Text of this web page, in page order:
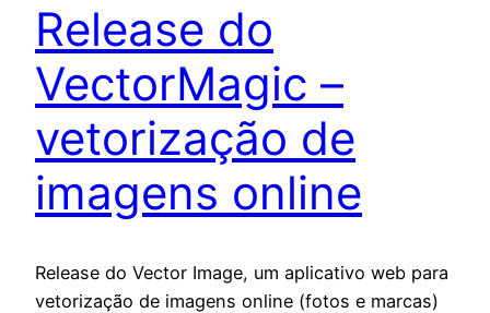
Release do
VectorMagic –
vetorização de
imagens online
Release do Vector Image, um aplicativo web para
vetorização de imagens online (fotos e marcas)